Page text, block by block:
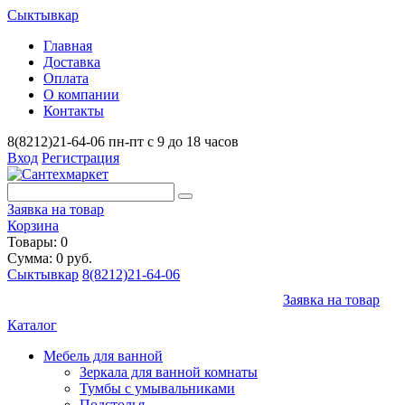
Сыктывкар
Главная
Доставка
Оплата
О компании
Контакты
8(8212)21-64-06 пн-пт с 9 до 18 часов
Вход Регистрация
Заявка на товар
Корзина
Товары: 0
Сумма: 0 руб.
Сыктывкар 8(8212)21-64-06
Заявка на товар
Каталог
Мебель для ванной
Зеркала для ванной комнаты
Тумбы с умывальниками